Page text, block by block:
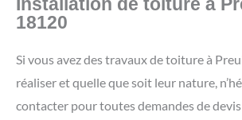
Installation de toiture à
18120
Si vous avez des travaux de toiture à
réaliser et quelle que soit leur nature,
contacter pour toutes demandes de